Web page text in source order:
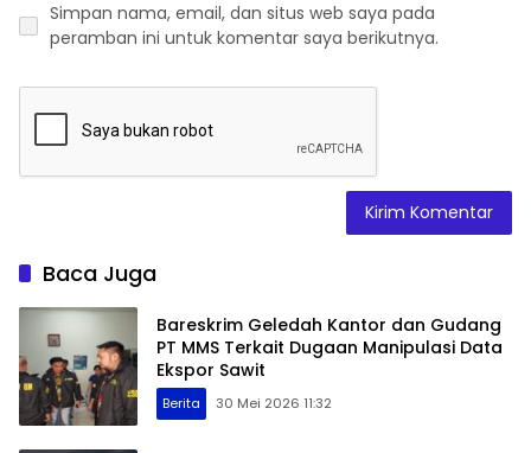
Simpan nama, email, dan situs web saya pada
peramban ini untuk komentar saya berikutnya.
Baca Juga
Bareskrim Geledah Kantor dan Gudang
PT MMS Terkait Dugaan Manipulasi Data
Ekspor Sawit
Berita 30 Mei 2026 11:32